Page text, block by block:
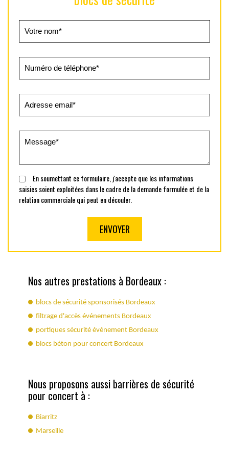
En soumettant ce formulaire, j'accepte que les informations
saisies soient exploitées dans le cadre de la demande formulée et de la
relation commerciale qui peut en découler.
Nos autres prestations à Bordeaux :
blocs de sécurité sponsorisés Bordeaux
filtrage d'accès événements Bordeaux
portiques sécurité événement Bordeaux
blocs béton pour concert Bordeaux
Nous proposons aussi barrières de sécurité
pour concert à :
Biarritz
Marseille